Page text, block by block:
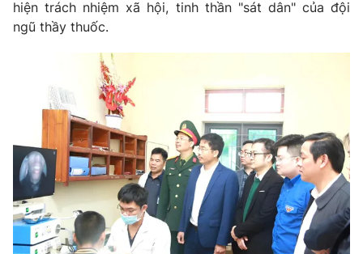
Ðiện thoại Thời báo VTV:
024.66 897 897
Email:toasoan@vtv.vn
Liên hệ quảng cáo:024-7300.7108
hiện trách nhiệm xã hội, tinh thần "sát dân" của đội
ngũ thầy thuốc.